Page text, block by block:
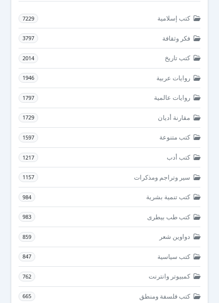
كتب إسلامية 7229
فكر وثقافة 3797
كتب تاريخ 2014
روايات عربية 1946
روايات عالمية 1797
مقارنة أديان 1729
كتب متنوعة 1597
كتب أدب 1217
سير وتراجم ومذكرات 1157
كتب تنمية بشرية 984
كتب طب بيطرى 983
دواوين شعر 859
كتب سياسية 847
كمبيوتر وانترنت 762
كتب فلسفة ومنطق 665